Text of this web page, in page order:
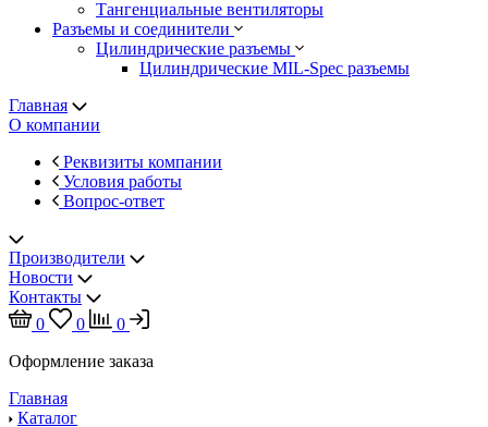
Тангенциальные вентиляторы
Разъемы и соединители
Цилиндрические разъемы
Цилиндрические MIL-Spec разъемы
Главная
О компании
Реквизиты компании
Условия работы
Вопрос-ответ
Производители
Новости
Контакты
0
0
0
Оформление заказа
Главная
Каталог